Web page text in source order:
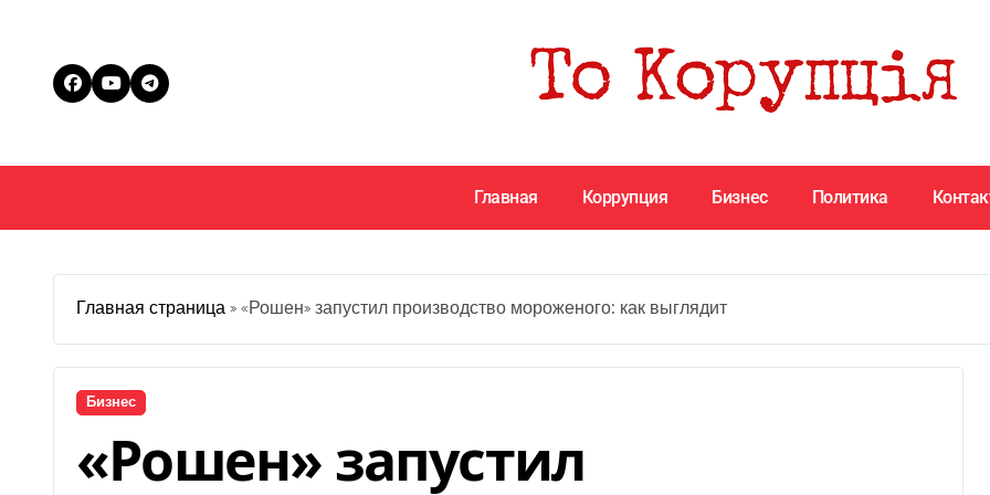
Главная Коррупция Бизнес Политика
Главная страница » «Рошен» запустил производство мороженого: как выглядит
Бизнес
«Рошен» запустил